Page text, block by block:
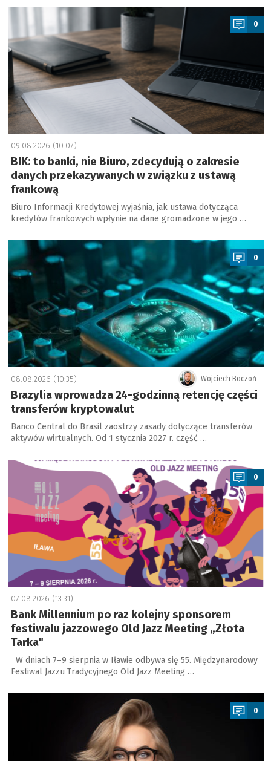
a
0
09.08.2026 (10:07)
BIK: to banki, nie Biuro, zdecydują o zakresie
danych przekazywanych w związku z ustawą
frankową
Biuro Informacji Kredytowej wyjaśnia, jak ustawa dotycząca
kredytów frankowych wpłynie na dane gromadzone w jego …
a
0
Wojciech Boczoń
08.08.2026 (10:35)
Brazylia wprowadza 24-godzinną retencję części
transferów kryptowalut
Banco Central do Brasil zaostrzy zasady dotyczące transferów
aktywów wirtualnych. Od 1 stycznia 2027 r. część …
a
0
07.08.2026 (13:31)
Bank Millennium po raz kolejny sponsorem
festiwalu jazzowego Old Jazz Meeting „Złota
Tarka"
W dniach 7–9 sierpnia w Iławie odbywa się 55. Międzynarodowy
Festiwal Jazzu Tradycyjnego Old Jazz Meeting …
a
0